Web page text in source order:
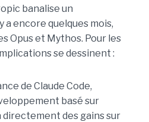
banalise un
a encore quelques mois,
Opus et Mythos. Pour les
se dessinent :
de Claude Code,
basé sur
des gains sur